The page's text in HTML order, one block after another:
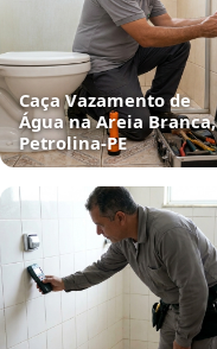
Caça Vazamento de
Água na Areia Branca,
Petrolina‑PE